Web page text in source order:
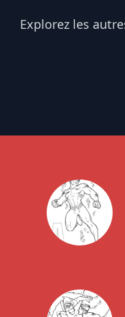
Explorez les